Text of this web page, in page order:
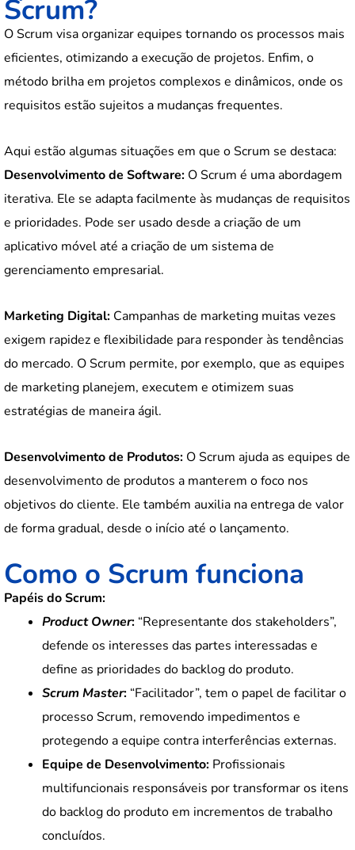
Scrum?
O Scrum visa organizar equipes tornando os processos mais
eficientes, otimizando a execução de projetos. Enfim, o
método brilha em projetos complexos e dinâmicos, onde os
requisitos estão sujeitos a mudanças frequentes.
Aqui estão algumas situações em que o Scrum se destaca:
Desenvolvimento de Software: O Scrum é uma abordagem
iterativa. Ele se adapta facilmente às mudanças de requisitos
e prioridades. Pode ser usado desde a criação de um
aplicativo móvel até a criação de um sistema de
gerenciamento empresarial.
Marketing Digital: Campanhas de marketing muitas vezes
exigem rapidez e flexibilidade para responder às tendências
do mercado. O Scrum permite, por exemplo, que as equipes
de marketing planejem, executem e otimizem suas
estratégias de maneira ágil.
Desenvolvimento de Produtos: O Scrum ajuda as equipes de
desenvolvimento de produtos a manterem o foco nos
objetivos do cliente. Ele também auxilia na entrega de valor
de forma gradual, desde o início até o lançamento.
Como o Scrum funciona
Papéis do Scrum:
Product Owner: “Representante dos stakeholders”,
defende os interesses das partes interessadas e
define as prioridades do backlog do produto.
Scrum Master: “Facilitador”, tem o papel de facilitar o
processo Scrum, removendo impedimentos e
protegendo a equipe contra interferências externas.
Equipe de Desenvolvimento: Profissionais
multifuncionais responsáveis por transformar os itens
do backlog do produto em incrementos de trabalho
concluídos.